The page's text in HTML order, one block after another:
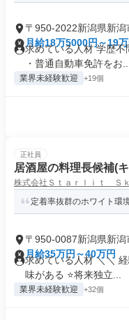
〒950-2022新潟県新潟
月給18万5000円～19
求めている人材 学歴不
・普通自動車免許をお...
業界未経験歓迎 +19個
正社員
居酒屋の料理長候補(
株式会社Ｓｔａｒｌｉｔ Ｓ
定着率抜群のホワイト環
〒950-0087新潟県新潟
月給35万円～40万円
求めている人材 ＼＼
味がある ⭐将来独立...
業界未経験歓迎 +32個